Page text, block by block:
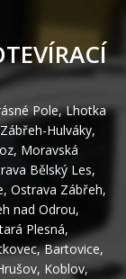
Pole,Lhotka
Zábřeh-Hulváky,
, Moravská
Bělský Les,
, Ostrava Zábřeh,
nad Odrou,
Plesná,
,Bartovice,
, Koblov,